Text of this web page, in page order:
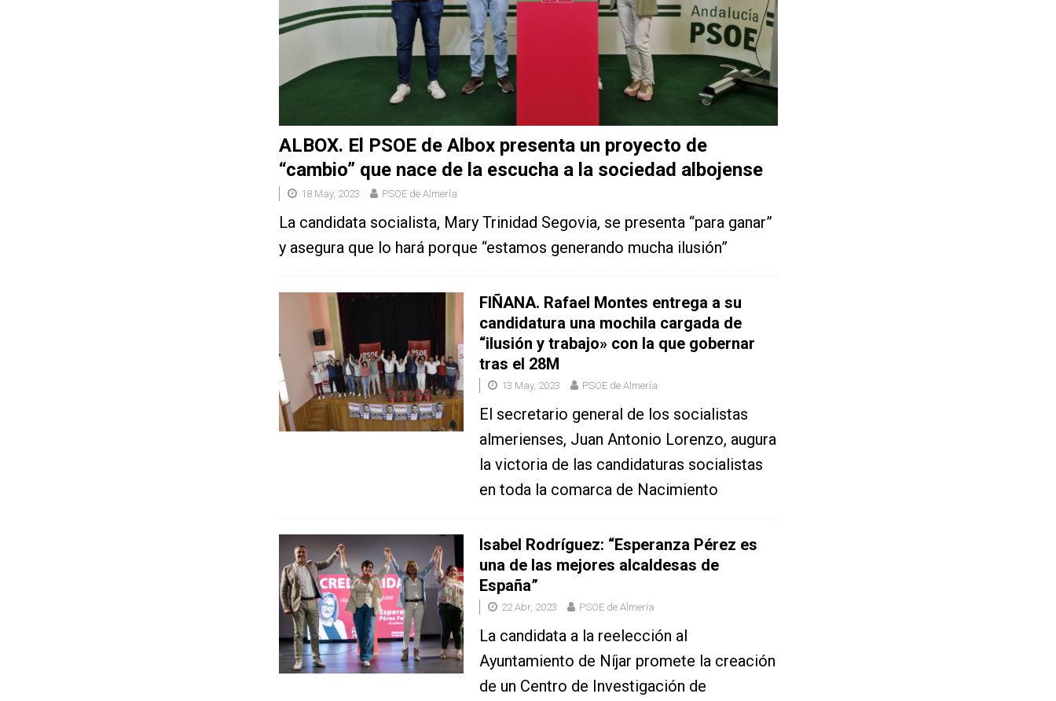
ALBOX. El PSOE de Albox presenta un proyecto de
“cambio” que nace de la escucha a la sociedad albojense
18 May, 2023 PSOE de Almería
La candidata socialista, Mary Trinidad Segovia, se presenta “para ganar”
y asegura que lo hará porque “estamos generando mucha ilusión”
FIÑANA. Rafael Montes entrega a su
candidatura una mochila cargada de
“ilusión y trabajo» con la que gobernar
tras el 28M
13 May, 2023 PSOE de Almería
El secretario general de los socialistas
almerienses, Juan Antonio Lorenzo, augura
la victoria de las candidaturas socialistas
en toda la comarca de Nacimiento
Isabel Rodríguez: “Esperanza Pérez es
una de las mejores alcaldesas de
España”
22 Abr, 2023 PSOE de Almería
La candidata a la reelección al
Ayuntamiento de Níjar promete la creación
de un Centro de Investigación de